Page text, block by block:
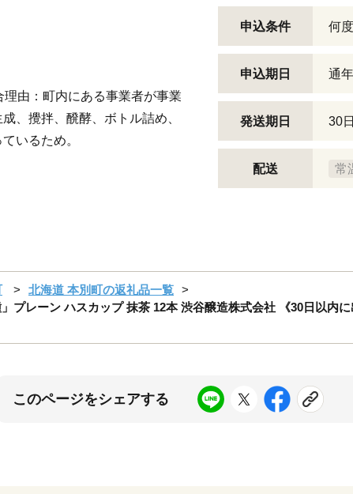
由：町内にある事業者が事業
、攪拌、醗酵、ボトル詰め、
いるため。
申込条件 何
申込期日 通
発送期日 30
配送 常
北海道 本別町の返礼品一覧
プレーン ハスカップ 抹茶 12本 渋谷醸造株式会社 《30日以内
このページをシェアする